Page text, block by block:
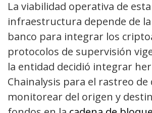
La viabilidad operativa de esta
infraestructura depende de la
banco para integrar los
protocolos de supervisión
la entidad decidió integrar
Chainalysis para el rastreo de
monitorear del origen y